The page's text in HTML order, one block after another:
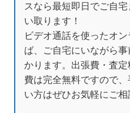
スなら最短即日でご自
い取ります！
ビデオ通話を使ったオ
ば、ご自宅にいながら
かります。出張費・査
費は完全無料ですので
い方はぜひお気軽にご相